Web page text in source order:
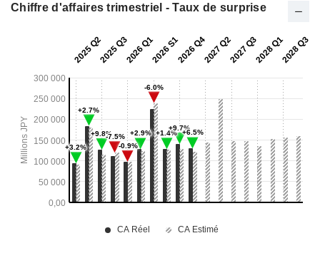
Chiffre d'affaires trimestriel - Taux de surprise